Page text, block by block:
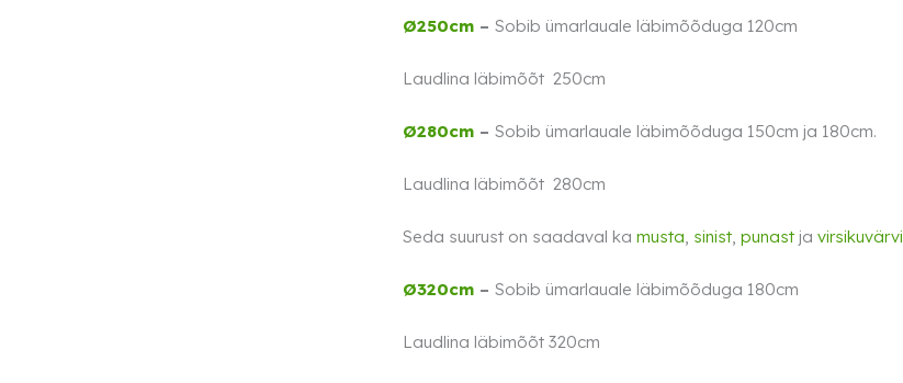
Ø250cm – Sobib ümarlauale läbimõõduga 120cm
Laudlina läbimõõt 250cm
Ø280cm – Sobib ümarlauale läbimõõduga 150cm ja 180cm.
Laudlina läbimõõt 280cm
Seda suurust on saadaval ka musta, sinist, punast ja virsikuvärvi
Ø320cm – Sobib ümarlauale läbimõõduga 180cm
Laudlina läbimõõt 320cm